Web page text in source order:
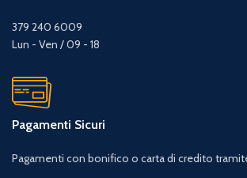
379 240 6009
Lun - Ven / 09 - 18
Pagamenti Sicuri
Pagamenti con bonifico o carta di credito